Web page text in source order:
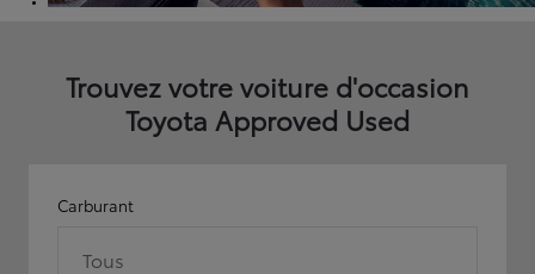
Trouvez votre voiture d'occasion
Toyota Approved Used
Carburant
Tous